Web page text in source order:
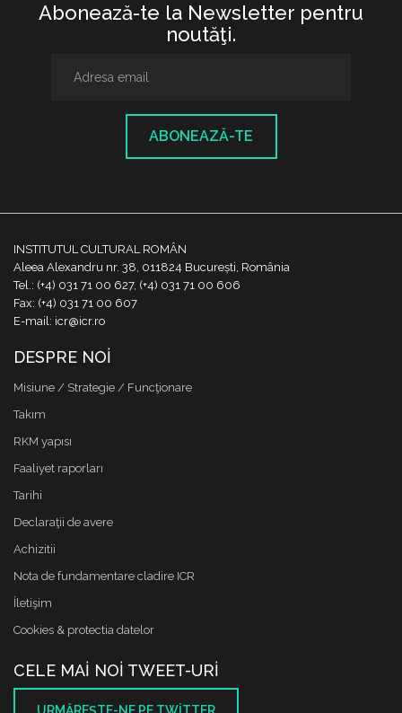
Abonează-te la Newsletter pentru
noutăţi.
ABONEAZĂ-TE
INSTITUTUL CULTURAL ROMÂN
Aleea Alexandru nr. 38, 011824 București, România
Tel.: (+4) 031 71 00 627, (+4) 031 71 00 606
Fax: (+4) 031 71 00 607
E-mail: icr@icr.ro
DESPRE NOI
Misiune / Strategie / Funcţionare
Takım
RKM yapısı
Faaliyet raporları
Tarihi
Declaraţii de avere
Achizitii
Nota de fundamentare cladire ICR
İletişim
Cookies & protectia datelor
CELE MAI NOI TWEET-URI